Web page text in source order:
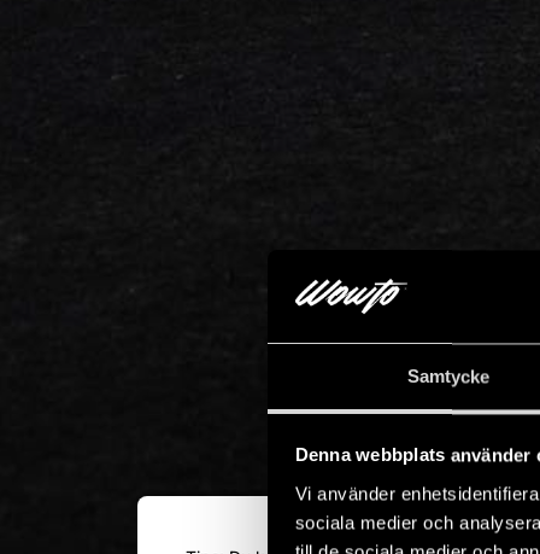
Samtycke
Denna webbplats använder
Vi använder
sociala medier och